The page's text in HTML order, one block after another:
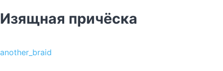
Изящная причёска
another_braid